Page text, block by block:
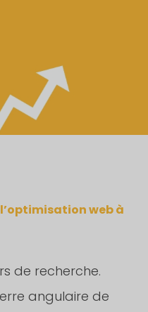
web à
de recherche.
angulaire de